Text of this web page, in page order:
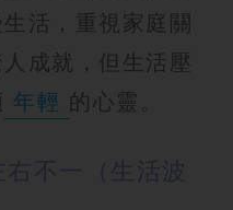
活，重視家庭關
成就，但生活壓
年輕 的心靈。